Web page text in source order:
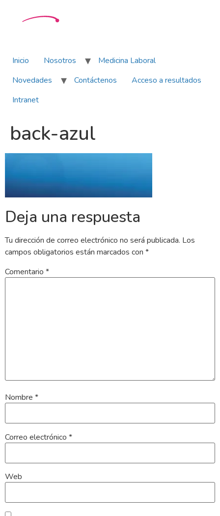
Inicio Nosotros
Medicina Laboral
Novedades
Contáctenos
Acceso a resultados
Intranet
back-azul
Deja una respuesta
Tu dirección de correo electrónico no será publicada. Los
campos obligatorios están marcados con *
Comentario *
Nombre *
Correo electrónico *
Web